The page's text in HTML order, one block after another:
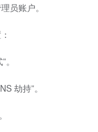
员账户。
劫持”。